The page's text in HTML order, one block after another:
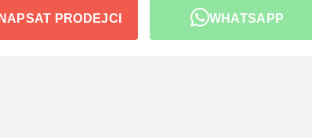
PRODEJCI WHATSAPP